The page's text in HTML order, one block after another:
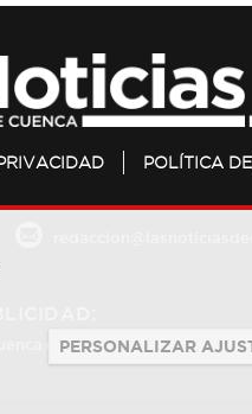
POLÍTICA
684 126 573 / 670
PERSONALIZAR